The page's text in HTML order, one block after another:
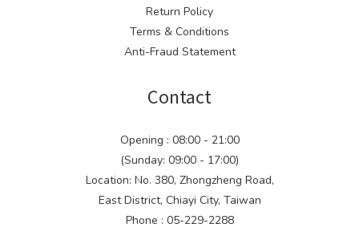
Return Policy
Terms & Conditions
Anti-Fraud Statement
Contact
Opening : 08:00 - 21:00
(Sunday: 09:00 - 17:00)
Location: No. 380, Zhongzheng Road,
East District, Chiayi City, Taiwan
Phone : 05-229-2288